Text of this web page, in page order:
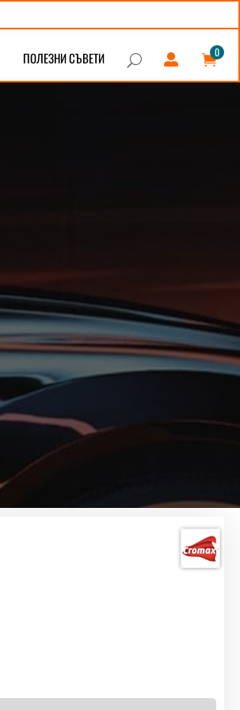
ПОЛЕЗНИ СЪВЕТИ U  
0